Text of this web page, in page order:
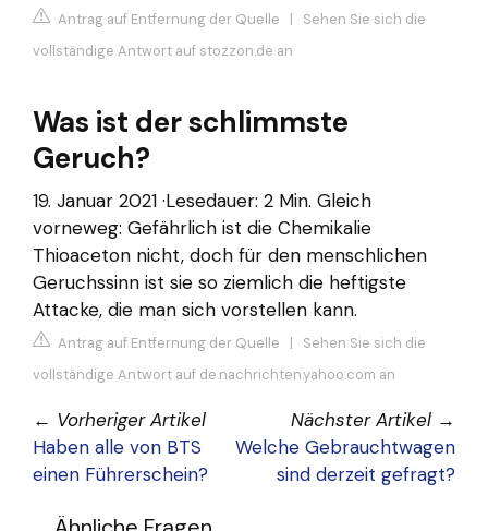
Antrag auf Entfernung der Quelle | Sehen Sie sich die
vollständige Antwort auf stozzon.de an
Was ist der schlimmste
Geruch?
19. Januar 2021 ·Lesedauer: 2 Min. Gleich
vorneweg: Gefährlich ist die Chemikalie
Thioaceton nicht, doch für den menschlichen
Geruchssinn ist sie so ziemlich die heftigste
Attacke, die man sich vorstellen kann.
Antrag auf Entfernung der Quelle | Sehen Sie sich die
vollständige Antwort auf de.nachrichten.yahoo.com an
← Vorheriger Artikel
Haben alle von BTS
einen Führerschein?
Nächster Artikel →
Welche Gebrauchtwagen
sind derzeit gefragt?